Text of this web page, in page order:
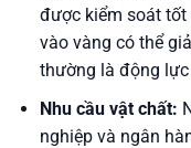
được kiểm soát tốt
vào vàng có thể
thường là động
Nhu cầu vật chất:
nghiệp và ngân